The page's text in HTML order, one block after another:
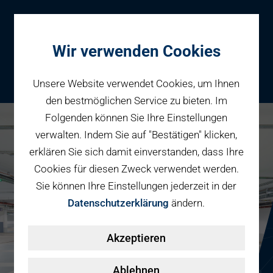
Parken
Reservieren
Fahrradparken
Geschäftspartner
Parkraumbewirtschaftung
Smart Mobility Hubs
Services
Karriere bei PBW
Wir verwenden Cookies
Unsere Website verwendet Cookies, um Ihnen
den bestmöglichen Service zu bieten. Im
Folgenden können Sie Ihre Einstellungen
verwalten. Indem Sie auf "Bestätigen" klicken,
erklären Sie sich damit einverstanden, dass Ihre
Cookies für diesen Zweck verwendet werden.
Sie können Ihre Einstellungen jederzeit in der
Datenschutzerklärung ändern.
Akzeptieren
Ablehnen